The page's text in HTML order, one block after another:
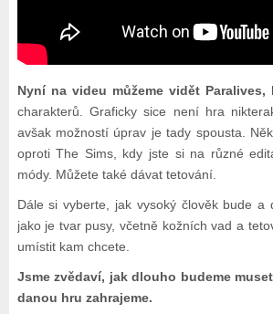
Nyní na videu můžeme vidět Paralives,
charakterů. Graficky sice není hra
avšak možností úprav je tady spousta.
oproti The Sims, kdy jste si na různé
módy. Můžete také dávat tetování.
Dále si vyberte, jak vysoký člověk bude a
jako je tvar pusy, včetně kožních vad a
umístit kam chcete.
Jsme zvědaví, jak dlouho budeme
danou hru zahrajeme.